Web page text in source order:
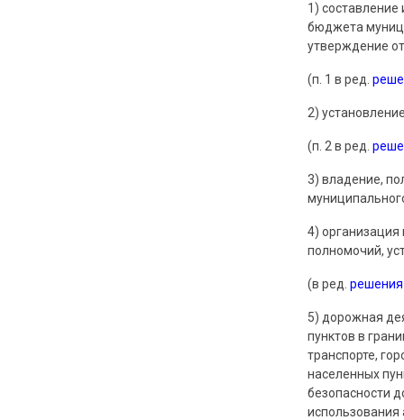
1)
бюджета
утверждение
(п. 1 в ред.
2)
(п. 2 в ред.
3) владение,
4) организация
полномочий,
(в ред. решения
5) дорожная
пунктов в
транспорте,
населенных
безопасности
использования